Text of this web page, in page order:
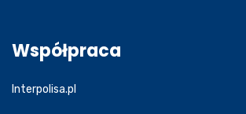
Współpraca
Interpolisa.pl